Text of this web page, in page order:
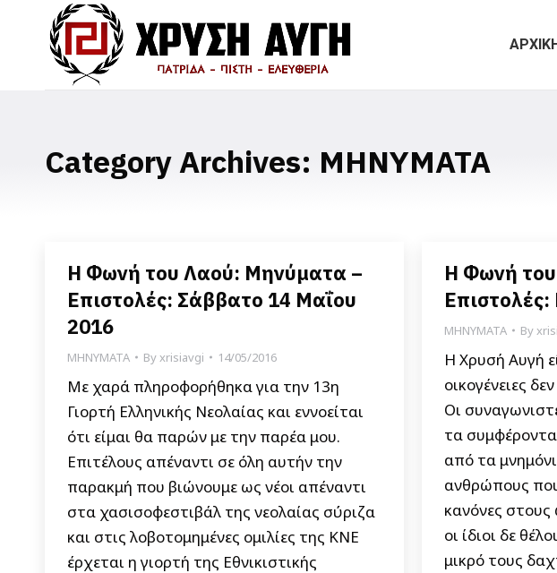
Category Archives: ΜΗΝΥΜΑΤΑ
Η Φωνή του Λαού: Μηνύματα –
Επιστολές: Σάββατο 14 Μαΐου
2016
ΜΗΝΥΜΑΤΑ Byxrisiavgi 14/05/2016
Με χαρά πληροφορήθηκα για την 13η
Γιορτή Ελληνικής Νεολαίας και εννοείται
ότι είμαι θα παρών με την παρέα μου.
Επιτέλους απέναντι σε όλη αυτήν την
παρακμή που βιώνουμε ως νέοι απέναντι
στα χασισοφεστιβάλ της νεολαίας σύριζα
και στις λοβοτομημένες ομιλίες της ΚΝΕ
έρχεται η γιορτή της Εθνικιστικής
Η Φωνή
ΜΗΝΥΜΑΤΑ By
Η Χρυσή Αυγή
οικογένειες
Οι
τα
από τα
ανθρώπους
κανόνες
οι ίδιοι δε
μικρό τους